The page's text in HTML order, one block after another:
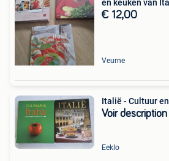
en keuken van
€ 12,00
Veurne
Italië - Cultuur
Voir description
Eeklo